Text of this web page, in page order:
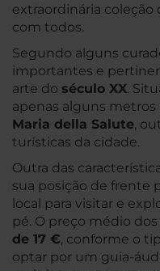
extraordinária
com todos.
Segundo alguns
importantes e
arte do século XX.
apenas alguns metros
Maria della Salute,
turísticas da cidade.
Outra das
sua posição de frente
local para visitar e
pé. O preço médio
de 17 €, conforme o
optar por um guia-